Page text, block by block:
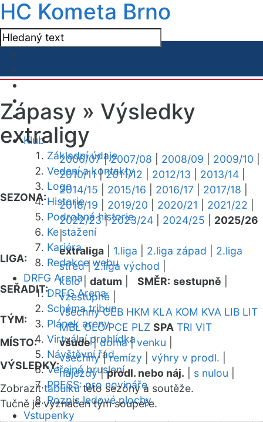
HC Kometa Brno
Klub
Základní údaje
Vedení a kontakty
Logo
Historie
Podrobná historie
Ke stažení
Kariéra
Redakce webu
DRFG Arena
DRFG Arena
Schéma tribun
Plánek areny
Virtuální prohlídka
Návštěvní řád
Veřejné bruslení
PRESS: pro novináře
Rozpis ledové plochy
Vstupenky
Zápasy » Výsledky
extraligy
SEZONA:
2006/07|2007/08 2008/09 2009/10
2010/11|2011/12 2012/13 2013/14
2014/15
2015/16 2016/17 2017/18
2018/19
2019/20 2020/21 2021/22
2022/23|2023/24 2024/25
2025/26
|
LIGA:
extraliga 1.liga 2.liga západ
2.liga
střed|2.liga východ
SEŘADIT:
kolo| datum SMĚR: sestupně
vzestupně
TÝM:
všechny CEB HKM KLA KOM KVA LIB LIT
MBL OLO PCE PLZ SPA TRI VIT
MÍSTO:
všude|doma|venku
VÝSLEDKY:
všechny|remízy výhry v prodl.
nájezdy|prodl. nebo náj. s nulou
Zobrazittabulkutéto sezóny a soutěže.
Tučně je vyznačen tým soupeře.